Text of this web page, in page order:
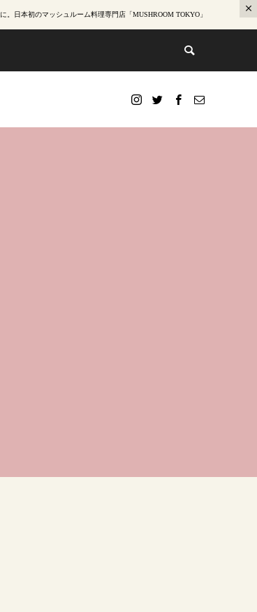
に。日本初のマッシュルーム料理専門店「MUSHROOM TOKYO」